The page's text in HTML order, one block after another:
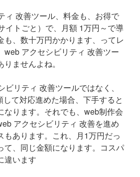
ィ 改善ツール、料金も、お得で
イトごと）で、月額 1万円～で導
も、数十万円かかります、ってレ
web アクセシビリティ 改善ツー
ませんよね。
リティ 改善ツールではなく、
て対応進めた場合、下手すると
なります。それでも、web制作会
アクセシビリティ 改善を進め
もあります。これ、月1万円だっ
て、同じ金額になります。コスパ
違います